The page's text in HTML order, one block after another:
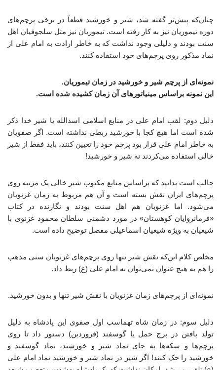
چنان‌که پیش‌تر گفته شد، شیر و خورشید قطعاً در برخی پرچم‌های
دوره تیموریان نیز به کار رفته است. تیموریان نیز مثل سلجوقیان اهل
سنت بودند و دلیلی وجود نداشت که به خاطر ارادت به امام علی از
نماد مذکور روی پرچم‌های خود استفاده کنند.
نمونه‌ای از پرچم شیر و خورشید در زمان تیموریان.
این نمونه براساس مینیاتورهای آن زمان کشیده شده است.
دلیل دوم: لقب امام علی در منابع اسلامی اسدالله یا شیر خدا ذکر
شده است اما هیچ کجا با خورشید ربطی نداشته است. اگر صفویان
به خاطر امام علی قرار بود پرچم خود را تعیین کنند، باید فقط از شیر
خالی استفاده می‌کردند نه شیر و خورشید!
جالب است بدانید که براساس منابع مکتوب شیر خالی یک مرتبه روی
پرچم‌های ایران نقش بسته است و آن هم مربوط به زمان غزنویان
می‌شود. اما غزنویان هم اهل سنت بودند و نگارنده در کتاب
«فرمانروایان کوهستان» در مورد دشمنی سلطان محمود غزنوی با
شیعیان به ویژه شیعیان اسماعیلی مفصل توضیح داده است.
مخلص کلام این‌که نقش شیر تنها روی پرچم‌های غزنویان سنی مذهب
را هم به هیچ عنوان نمی‌توان به امام علی (ع) ربط داد.
نمونه‌ای از پرچم‌های زمان غزنویان با نقش شیر تنها و بدون خورشید.
دلیل سوم: در زمان شاه تهماسب اول صفوی این پادشاه به دلیل
تولد یافتن در برج حمل یا گوسفند (فروردین) دستور داد تا روی
پرچم‌ها و سکه‌ها به جای نماد شیر و خورشید، نماد گوسفند و
خورشید را حک کنند! اگر شیر در نماد شیر و خورشید نماد امام علی